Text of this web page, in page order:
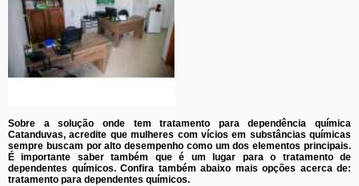
Sobre a solução onde tem tratamento para dependência química
Catanduvas, acredite que mulheres com vícios em substâncias químicas
sempre buscam por alto desempenho como um dos elementos principais.
É importante saber também que é um lugar para o tratamento de
dependentes químicos. Confira também abaixo mais opções acerca de:
tratamento para dependentes químicos.